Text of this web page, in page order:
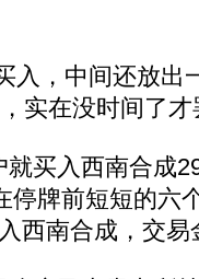
，中间还放出
实在没时间了才
买入西南合成
停牌前短短的六
西南合成，交